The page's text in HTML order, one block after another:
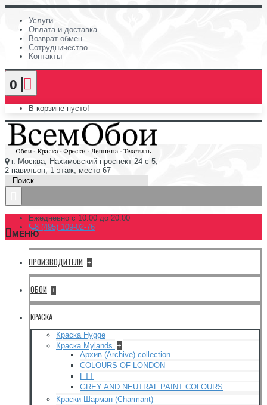
Услуги
Оплата и доставка
Возврат-обмен
Сотрудничество
Контакты
0
В корзине пусто!
г. Москва, Нахимовский проспект 24 с 5,
2 павильон, 1 этаж, место 67
Ежедневно с 10:00 до 20:00
8 (495) 109-02-76
МЕНЮ
ПРОИЗВОДИТЕЛИ +
ОБОИ +
КРАСКА
Краска Hygge
Краска Mylands +
Архив (Archive) collection
COLOURS OF LONDON
FTT
GREY AND NEUTRAL PAINT COLOURS
Краски Шарман (Charmant)